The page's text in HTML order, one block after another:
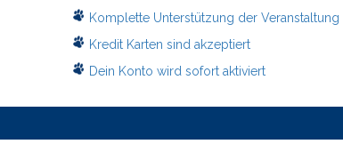
Komplette Unterstützung der Veranstaltung
Kredit Karten sind akzeptiert
Dein Konto wird sofort aktiviert